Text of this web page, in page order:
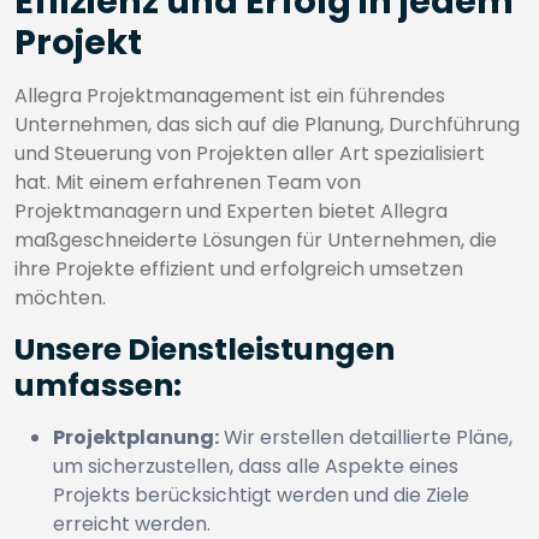
Projekt
Allegra Projektmanagement ist ein führendes
Unternehmen, das sich auf die Planung, Durchführung
und Steuerung von Projekten aller Art spezialisiert
hat. Mit einem erfahrenen Team von
Projektmanagern und Experten bietet Allegra
maßgeschneiderte Lösungen für Unternehmen, die
ihre Projekte effizient und erfolgreich umsetzen
möchten.
Unsere Dienstleistungen
umfassen:
Projektplanung:Wir erstellen detaillierte Pläne,
um sicherzustellen, dass alle Aspekte eines
Projekts berücksichtigt werden und die Ziele
erreicht werden.